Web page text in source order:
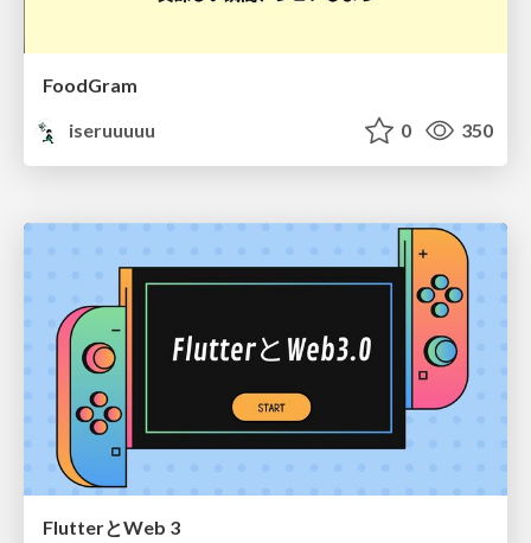
FoodGram
iseruuuuu
0 350
FlutterとWeb 3